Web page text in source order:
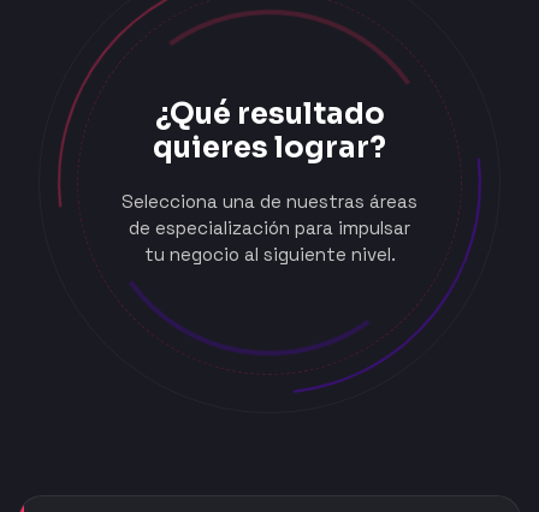
¿Qué resultado
quieres lograr?
Selecciona una de nuestras áreas
de especialización para impulsar
tu negocio al siguiente nivel.